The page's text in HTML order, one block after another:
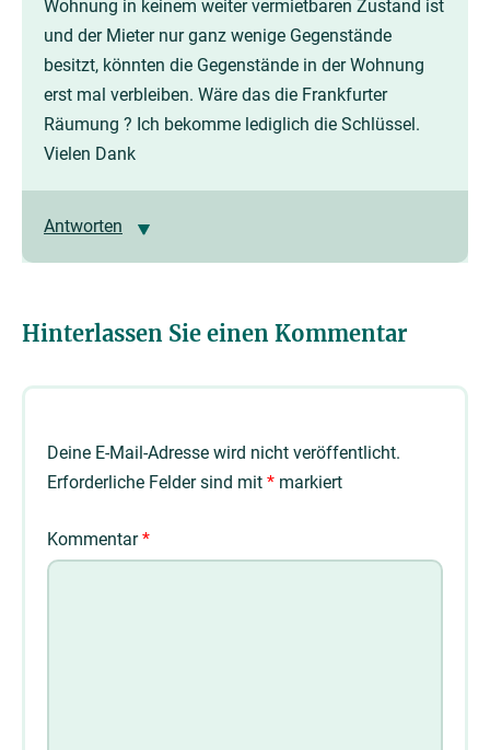
Wohnung in keinem weiter vermietbaren Zustand ist
und der Mieter nur ganz wenige Gegenstände
besitzt, könnten die Gegenstände in der Wohnung
erst mal verbleiben. Wäre das die Frankfurter
Räumung ? Ich bekomme lediglich die Schlüssel.
Vielen Dank
Antworten
Hinterlassen Sie einen Kommentar
Deine E-Mail-Adresse wird nicht veröffentlicht.
Erforderliche Felder sind mit * markiert
Kommentar*